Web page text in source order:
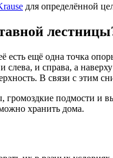
для определённой
есть ещё одна точка
и справа, а
В связи с этим
громоздкие подмости
хранить дома.